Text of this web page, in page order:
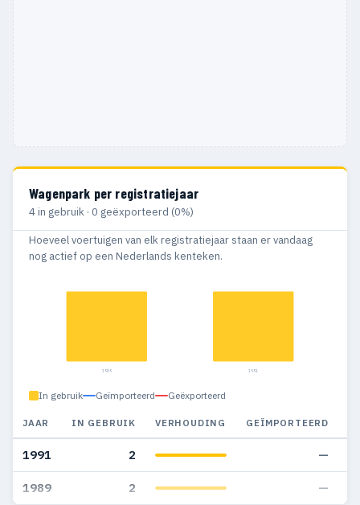
Wagenpark per registratiejaar
4 in gebruik · 0 geëxporteerd (0%)
Hoeveel voertuigen van elk registratiejaar staan er vandaag
nog actief op een Nederlands kenteken.
1989 1991
In gebruik Geïmporteerd Geëxporteerd
JAAR IN GEBRUIK VERHOUDING GEÏMPORTEERD
1991 2 —
1989 2 —